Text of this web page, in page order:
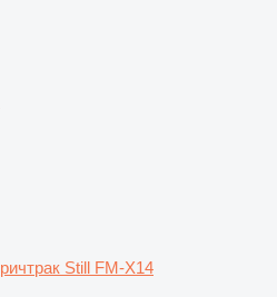
ричтрак Still FM-X14